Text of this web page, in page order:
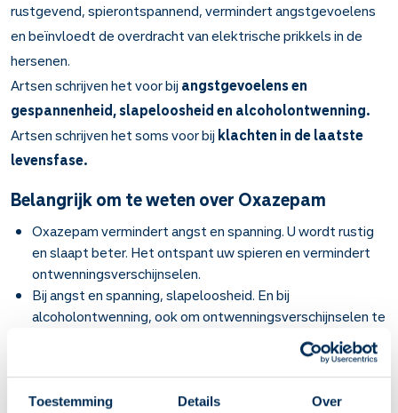
Toestemming Details Over
rustgevend, spierontspannend, vermindert angstgevoelens
en beïnvloedt de overdracht van elektrische prikkels in de
hersenen.
Artsen schrijven het voor bij angstgevoelens en
gespannenheid, slapeloosheid en alcoholontwenning.
Artsen schrijven het soms voor bij klachten in de laatste
levensfase.
Belangrijk om te weten over Oxazepam
Oxazepam vermindert angst en spanning. U wordt rustig
en slaapt beter. Het ontspant uw spieren en vermindert
ontwenningsverschijnselen.
Bij angst en spanning, slapeloosheid. En bij
alcoholontwenning, ook om ontwenningsverschijnselen te
U wordt binnen 1 uur rustig en slaperig. Het werkt 6 tot 8
uur lang.
Als u oxazepam elke dag gebruikt, dan kan het moeilijk